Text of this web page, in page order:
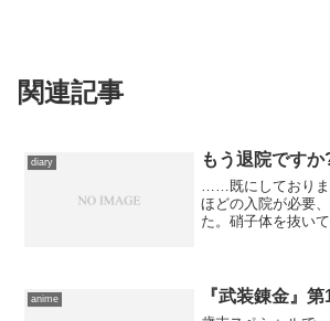
関連記事
diary もう退院ですか
……既にしており
ほどの入院が必要
た。硝子体を抜い
開けてみたら、手
anime 『武装錬金』